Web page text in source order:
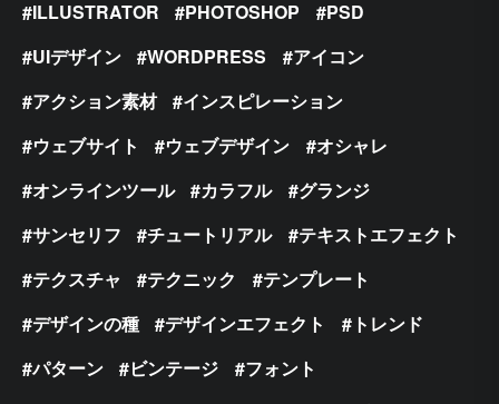
ILLUSTRATOR
PHOTOSHOP
PSD
UIデザイン
WORDPRESS
アイコン
アクション素材
インスピレーション
ウェブサイト
ウェブデザイン
オシャレ
オンラインツール
カラフル
グランジ
サンセリフ
チュートリアル
テキストエフェクト
テクスチャ
テクニック
テンプレート
デザインの種
デザインエフェクト
トレンド
パターン
ビンテージ
フォント